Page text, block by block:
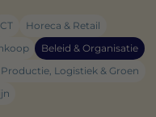
Horeca & Retail
Beleid & Organisatie
Logistiek & Groen